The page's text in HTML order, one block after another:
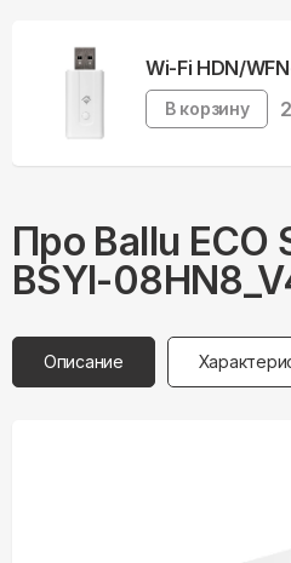
Wi-Fi HDN/
В корзину
Про Ballu ECO
BSYI-
Описание